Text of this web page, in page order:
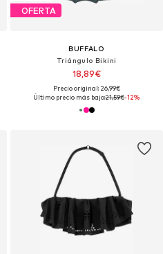
OFERTA
BUFFALO
Triángulo Bikini
18,89€
Precio original: 26,99€
Último precio más bajo:21,59€-12%